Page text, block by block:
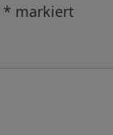
* markiert